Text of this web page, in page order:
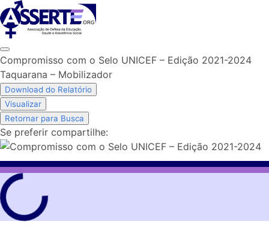
Skip
to
content
Compromisso com o Selo UNICEF – Edição 2021-2024
Taquarana – Mobilizador
Download do Relatório
Visualizar
Retornar para Busca
Se preferir compartilhe: